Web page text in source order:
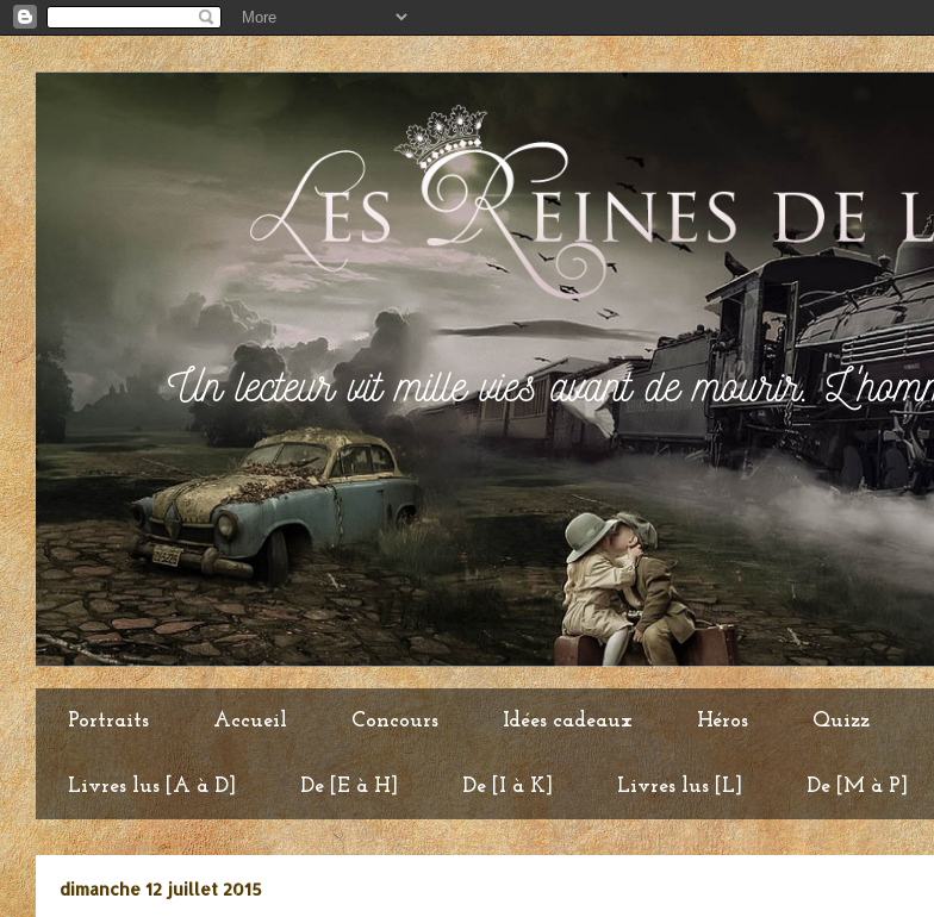
Portraits Accueil Concours Idées cadeaux Héros Quizz
Livres lus [A à D] De [E à H] De [I à K] Livres lus [L] De [M à P]
dimanche 12 juillet 2015